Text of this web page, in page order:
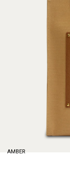
AMBER